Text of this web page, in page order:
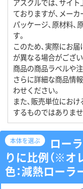
アスクルでは、サイ
ておりますが、メーカ
パッケージ、原材料
す。
このため、実際にお
が異なる場合がござ
商品の商品ラベルや
さらに詳細な商品情
わせください。
また、販売単位におけ
するものではありま
本体を選ぶ
ロー
りに比例（※オ
色：減熱ローラ